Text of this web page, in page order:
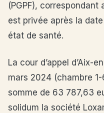
(PGPF),
est privée après la
état de santé.
La cour d’appel d’Aix-
mars 2024 (chambre
somme de 63 787,63
solidum la société